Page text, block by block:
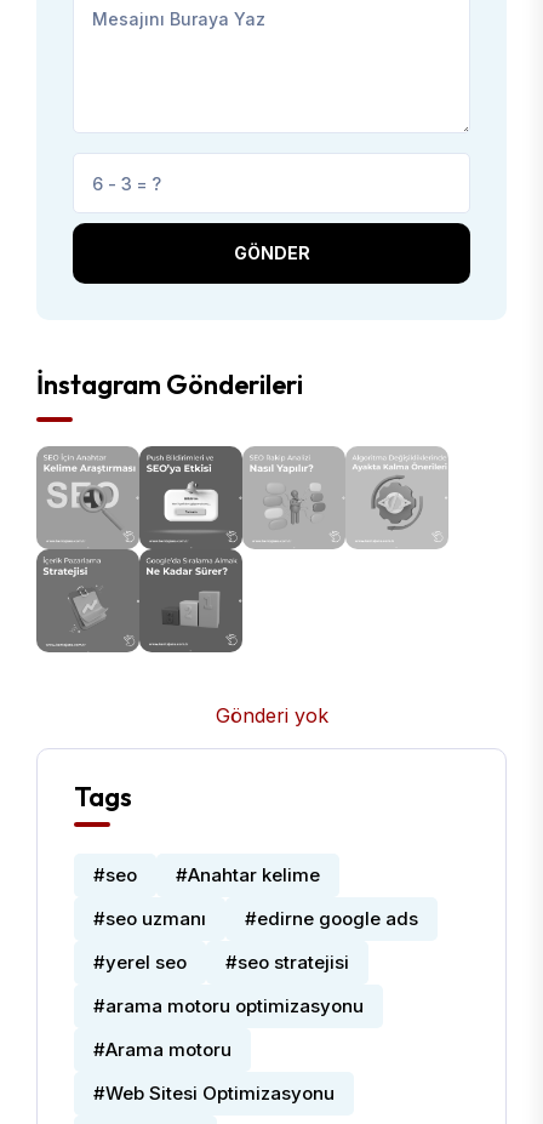
GÖNDER
İnstagram Gönderileri
Gönderi yok
Tags
#seo
#Anahtar kelime
#seo uzmanı
#edirne google ads
#yerel seo
#seo stratejisi
#arama motoru optimizasyonu
#Arama motoru
#Web Sitesi Optimizasyonu